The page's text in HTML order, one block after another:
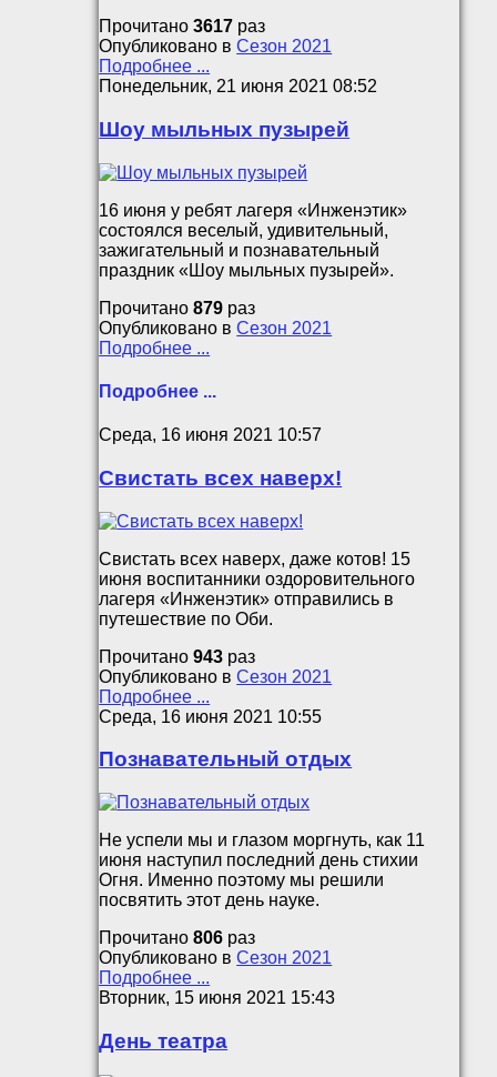
Прочитано3617 раз
Опубликовано в Сезон 2021
Подробнее ...
Понедельник, 21 июня 2021 08:52
Шоу мыльных пузырей
16 июня у ребят лагеря «Инженэтик»
состоялся веселый, удивительный,
зажигательный и познавательный
праздник «Шоу мыльных пузырей».
Прочитано879 раз
Опубликовано в Сезон 2021
Подробнее ...
Подробнее ...
Среда, 16 июня 2021 10:57
Свистать всех наверх!
Свистать всех наверх, даже котов! 15
июня воспитанники оздоровительного
лагеря «Инженэтик» отправились в
путешествие по Оби.
Прочитано943 раз
Опубликовано в Сезон 2021
Подробнее ...
Среда, 16 июня 2021 10:55
Познавательный отдых
Не успели мы и глазом моргнуть, как 11
июня наступил последний день стихии
Огня. Именно поэтому мы решили
посвятить этот день науке.
Прочитано806 раз
Опубликовано в Сезон 2021
Подробнее ...
Вторник, 15 июня 2021 15:43
День театра